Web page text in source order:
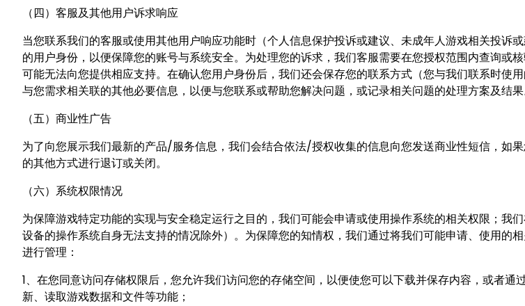
（四）客服及其他用户诉求响应
当您联系我们的客服或使用其他用户响应功能时（个人信息保护投诉或建议、未成年人游戏相关投
的用户身份，以便保障您的账号与系统安全。为处理您的诉求，我们客服需要在您授权范围内查询或
可能无法向您提供相应支持。在确认您用户身份后，我们还会保存您的联系方式（您与我们联系时使
与您需求相关联的其他必要信息，以便与您联系或帮助您解决问题，或记录相关问题的处理方案及结果
（五）商业性广告
为了向您展示我们最新的产品/服务信息，我们会结合依法/授权收集的信息向您发送商业性短信，如
的其他方式进行退订或关闭。
（六）系统权限情况
为保障游戏特定功能的实现与安全稳定运行之目的，我们可能会申请或使用操作系统的相关权限；我
设备的操作系统自身无法支持的情况除外）。为保障您的知情权，我们通过将我们可能申请、使用的
进行管理：
1、在您同意访问存储权限后，您允许我们访问您的存储空间，以便使您可以下载并保存内容，或者
新、读取游戏数据和文件等功能；